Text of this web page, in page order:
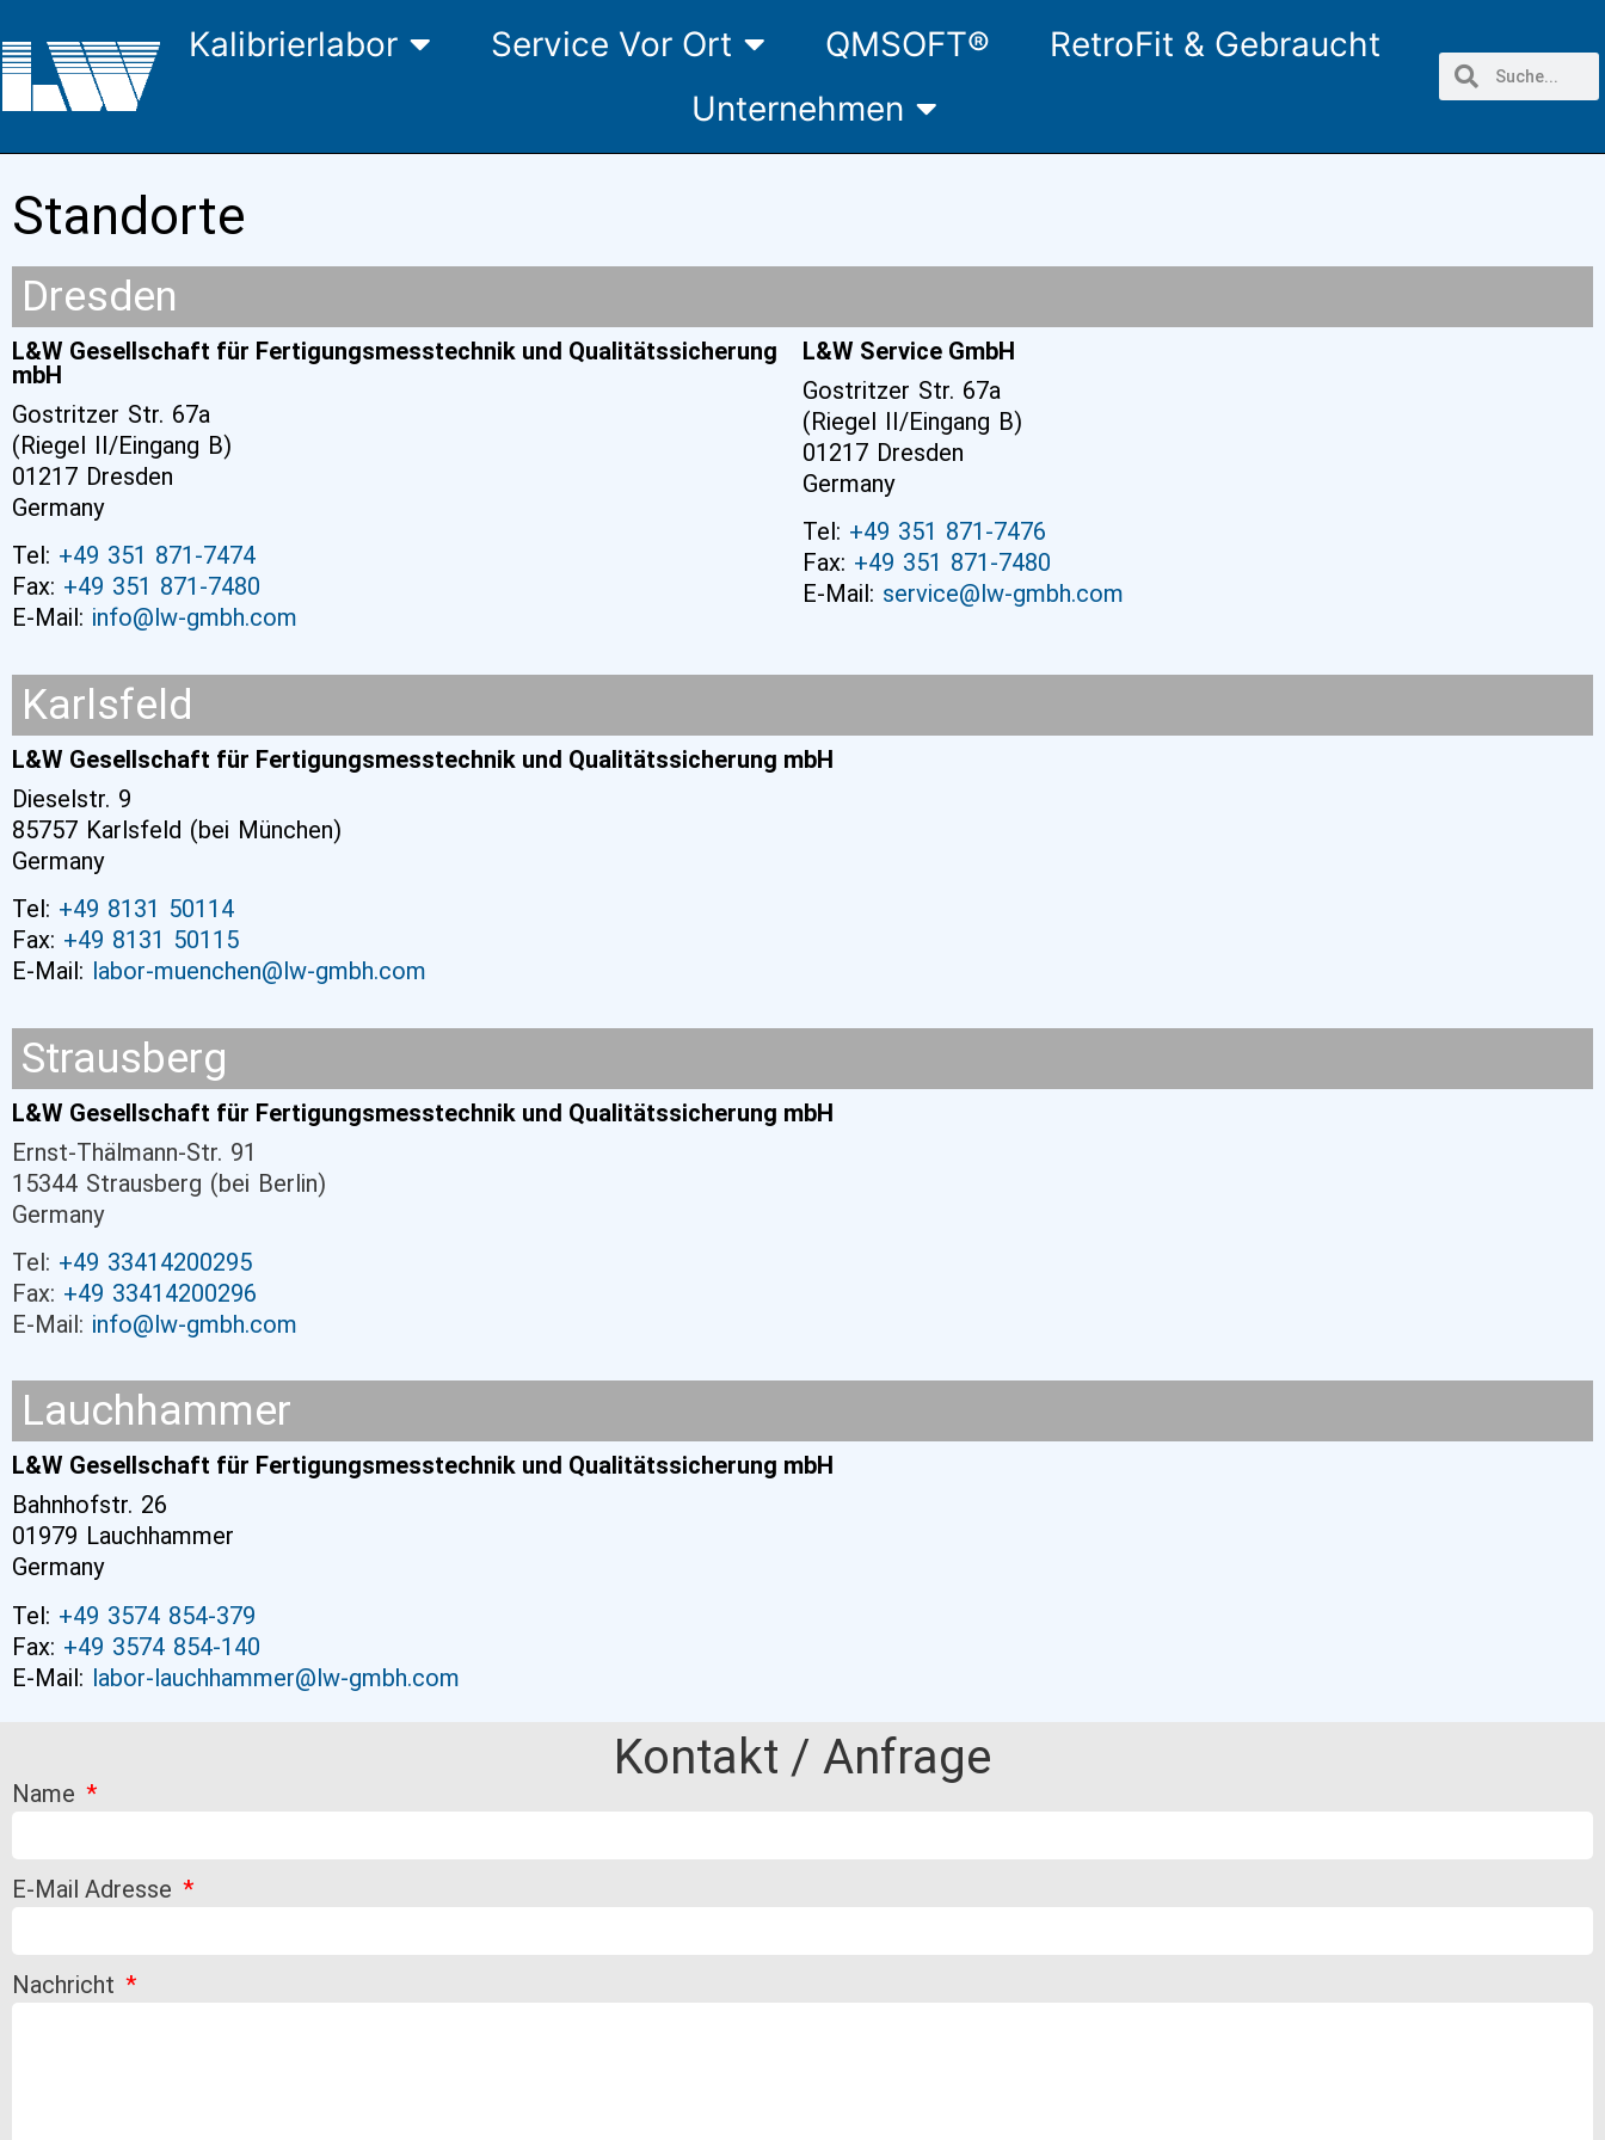
Kalibrierlabor Service Vor Ort QMSOFT®
RetroFit & Gebraucht
Unternehmen
Standorte
Dresden
L&W Gesellschaft für Fertigungsmesstechnik und Qualitätssicherung
mbH
Gostritzer Str. 67a
(Riegel II/Eingang B)
01217 Dresden
Germany
Tel: +49 351 871-7474
Fax: +49 351 871-7480
E-Mail: info@lw-gmbh.com
L&W Service GmbH
Gostritzer Str. 67a
(Riegel II/Eingang B)
01217 Dresden
Germany
Tel: +49 351 871-7476
Fax: +49 351 871-7480
E-Mail: service@lw-gmbh.com
Karlsfeld
L&W Gesellschaft für Fertigungsmesstechnik und Qualitätssicherung mbH
Dieselstr. 9
85757 Karlsfeld (bei München)
Germany
Tel: +49 8131 50114
Fax: +49 8131 50115
E-Mail: labor-muenchen@lw-gmbh.com
Strausberg
L&W Gesellschaft für Fertigungsmesstechnik und Qualitätssicherung mbH
Ernst-Thälmann-Str. 91
15344 Strausberg (bei Berlin)
Germany
Tel: +49 33414200295
Fax: +49 33414200296
E-Mail: info@lw-gmbh.com
Lauchhammer
L&W Gesellschaft für Fertigungsmesstechnik und Qualitätssicherung mbH
Bahnhofstr. 26
01979 Lauchhammer
Germany
Tel: +49 3574 854-379
Fax: +49 3574 854-140
E-Mail: labor-lauchhammer@lw-gmbh.com
Kontakt / Anfrage
Name
E-Mail Adresse
Nachricht